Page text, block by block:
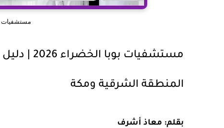
مستشفيات
المنطقة الشرقية ومكة
بقلم: معاذ أشرف